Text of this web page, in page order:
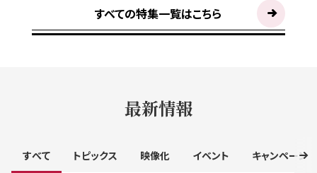
すべての特集一覧はこちら
最新情報
すべて トピックス 映像化 イベント キャンペーン